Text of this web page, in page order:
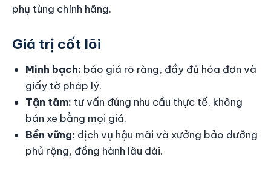
phụ tùng chính hãng.
Giá trị cốt lõi
Minh bạch: báo giá rõ ràng, đầy đủ hóa đơn và
giấy tờ pháp lý.
Tận tâm: tư vấn đúng nhu cầu thực tế, không
bán xe bằng mọi giá.
Bền vững: dịch vụ hậu mãi và xưởng bảo dưỡng
phủ rộng, đồng hành lâu dài.